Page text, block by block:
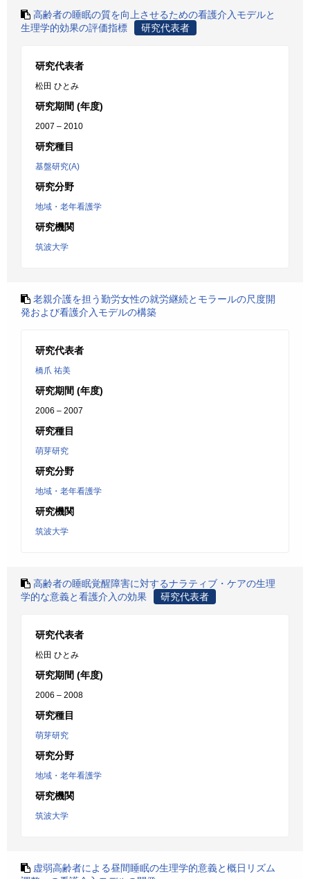
高齢者の睡眠の質を向上させるための看護介入モデルと
生理学的効果の評価指標
研究代表者
研究代表者
松田 ひとみ
研究期間 (年度)
2007 – 2010
研究種目
基盤研究(A)
研究分野
地域・老年看護学
研究機関
筑波大学
老親介護を担う勤労女性の就労継続とモラールの尺度開
発および看護介入モデルの構築
研究代表者
橋爪 祐美
研究期間 (年度)
2006 – 2007
研究種目
萌芽研究
研究分野
地域・老年看護学
研究機関
筑波大学
高齢者の睡眠覚醒障害に対するナラティブ・ケアの生理
学的な意義と看護介入の効果
研究代表者
研究代表者
松田 ひとみ
研究期間 (年度)
2006 – 2008
研究種目
萌芽研究
研究分野
地域・老年看護学
研究機関
筑波大学
虚弱高齢者による昼間睡眠の生理学的意義と概日リズム